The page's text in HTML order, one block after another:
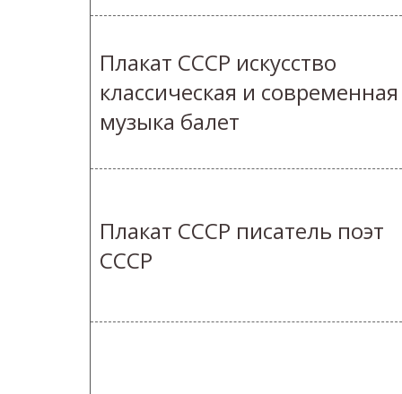
Плакат СССР искусство
классическая и современная
музыка балет
Плакат СССР писатель поэт
СССР